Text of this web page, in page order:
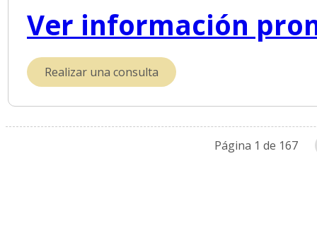
Ver información
Realizar una consulta
Página 1 de 167